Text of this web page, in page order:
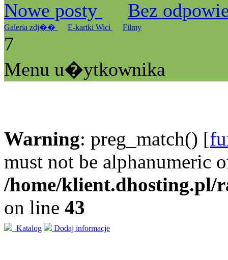
Nowe posty
Bez
Galeria zdj�� E-kartki Wici Filmy
7
Menu u�ytkownika
Warning: preg_match() [
must not be alphanumeric
/home/klient.dhosting.pl/
on line 43
Katalog Dodaj informacje